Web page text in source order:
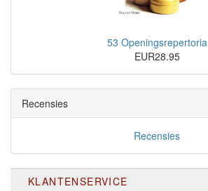
53 Openingsrepertoria
EUR28.95
Recensies
Recensies
KLANTENSERVICE